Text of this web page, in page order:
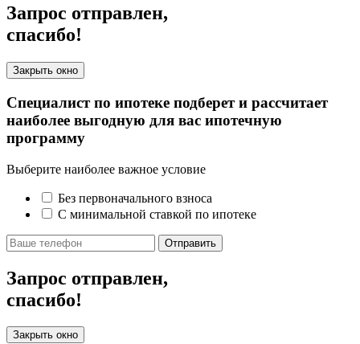
Запрос отправлен,
спасибо!
Закрыть окно
Специалист по ипотеке подберет и рассчитает
наиболее выгодную для вас ипотечную
программу
Выберите наиболее важное условие
Без первоначального взноса
С минимальной ставкой по ипотеке
Отправить
Запрос отправлен,
спасибо!
Закрыть окно